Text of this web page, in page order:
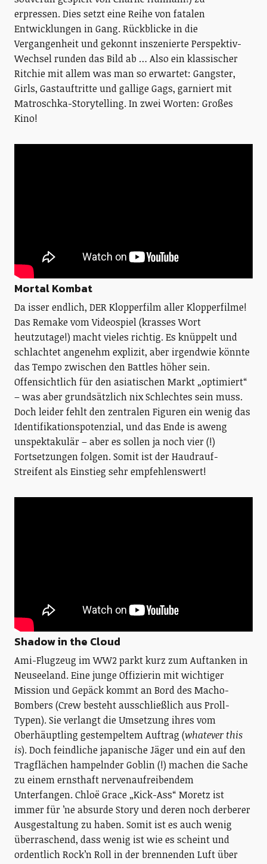
erpressen. Dies setzt eine Reihe von fatalen
Entwicklungen in Gang. Rückblicke in die
Vergangenheit und gekonnt inszenierte Perspektiv-
Wechsel runden das Bild ab … Also ein klassischer
Ritchie mit allem was man so erwartet: Gangster,
Girls, Gastauftritte und gallige Gags, garniert mit
Matroschka-Storytelling. In zwei Worten: Großes
Kino!
Mortal Kombat
Da isser endlich, DER Klopperfilm aller Klopperfilme!
Das Remake vom Videospiel (krasses Wort
heutzutage!) macht vieles richtig. Es knüppelt und
schlachtet angenehm explizit, aber irgendwie könnte
das Tempo zwischen den Battles höher sein.
Offensichtlich für den asiatischen Markt „optimiert“
– was aber grundsätzlich nix Schlechtes sein muss.
Doch leider fehlt den zentralen Figuren ein wenig das
Identifikationspotenzial, und das Ende is aweng
unspektakulär – aber es sollen ja noch vier (!)
Fortsetzungen folgen. Somit ist der Haudrauf-
Streifent als Einstieg sehr empfehlenswert!
Shadow in the Cloud
Ami-Flugzeug im WW2 parkt kurz zum Auftanken in
Neuseeland. Eine junge Offizierin mit wichtiger
Mission und Gepäck kommt an Bord des Macho-
Bombers (Crew besteht ausschließlich aus Proll-
Typen). Sie verlangt die Umsetzung ihres vom
Oberhäuptling gestempeltem Auftrag (whatever this
is). Doch feindliche japanische Jäger und ein auf den
Tragflächen hampelnder Goblin (!) machen die Sache
zu einem ernsthaft nervenaufreibendem
Unterfangen. Chloë Grace „Kick-Ass“ Moretz ist
immer für ’ne absurde Story und deren noch derberer
Ausgestaltung zu haben. Somit ist es auch wenig
überraschend, dass wenig ist wie es scheint und
ordentlich Rock’n Roll in der brennenden Luft über